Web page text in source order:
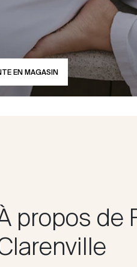
EN MAGASIN
propos de